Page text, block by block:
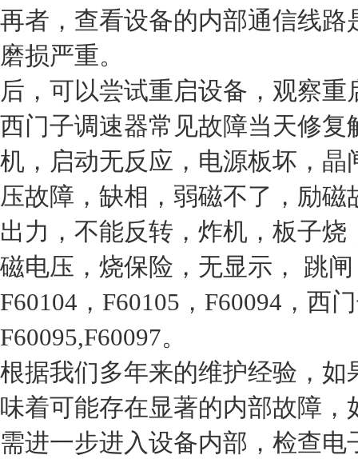
再者，查看设备的内部通信线
磨损严重。
后，可以尝试重启设备，观察
西门子调速器常见故障当天修
机，启动无反应，电源板坏，
压故障，缺相，弱磁不了，励
出力，不能反转，炸机，板子
磁电压，烧保险，无显示， 跳闸
F60104，F60105，F60094，西
F60095,F60097。
根据我们多年来的维护经验，
味着可能存在显著的内部故障
需进一步进入设备内部，检查电